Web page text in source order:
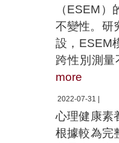
（ESEM
不變性。研
設，ESEM
跨性別測
more
2022-07-31 |
心理健康素
根據較為完